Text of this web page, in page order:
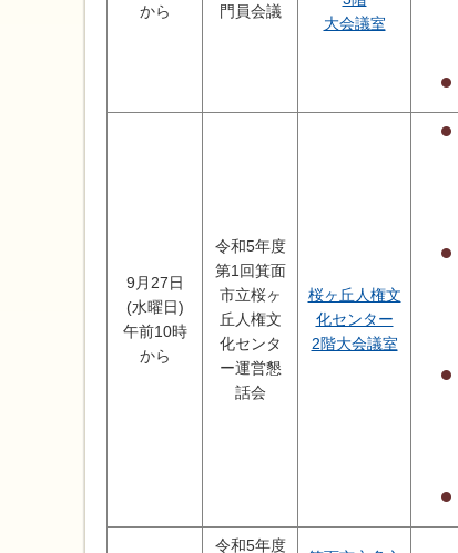
から
門員会議
大会議室
9月27日
(水曜日)
午前10時
から
令和5年度
第1回箕面
市立桜ヶ
丘人権文
化センタ
ー運営懇
話会
桜ヶ丘人権文
化センター
2階大会議室
令和5年度